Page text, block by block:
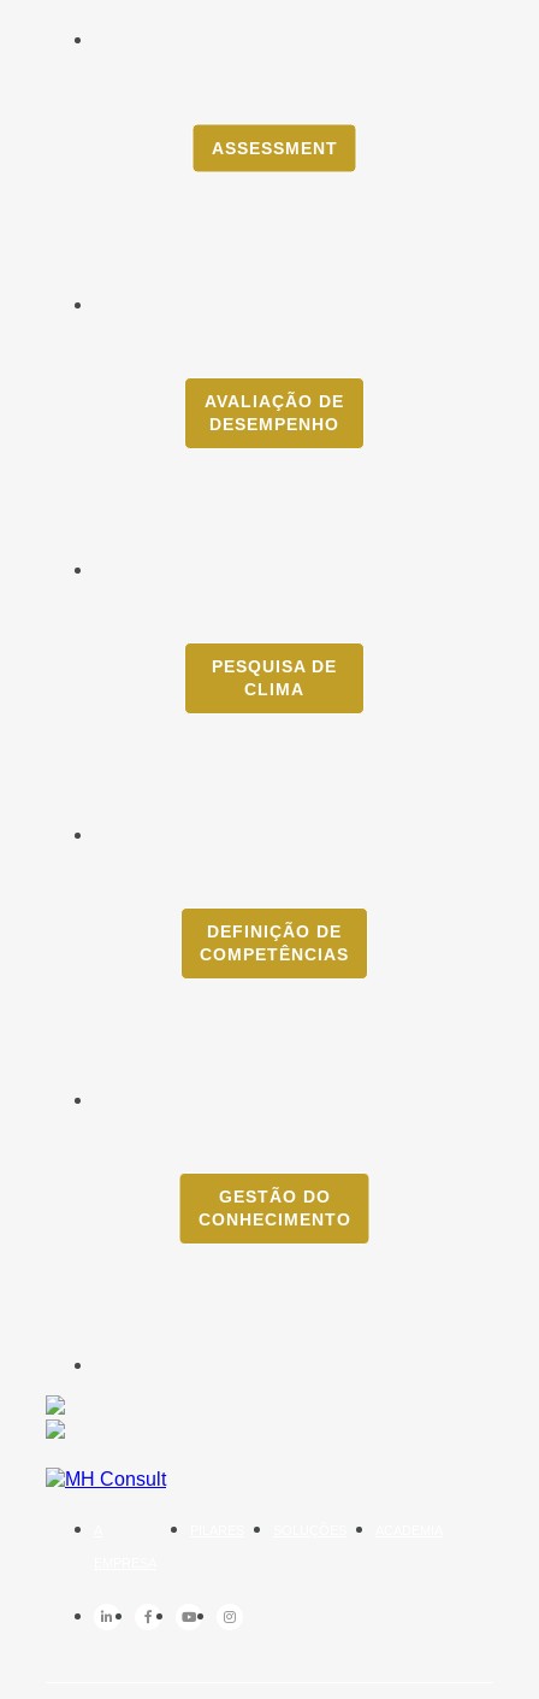
ASSESSMENT
AVALIAÇÃO DE
DESEMPENHO
PESQUISA DE
CLIMA
DEFINIÇÃO DE
COMPETÊNCIAS
GESTÃO DO
CONHECIMENTO